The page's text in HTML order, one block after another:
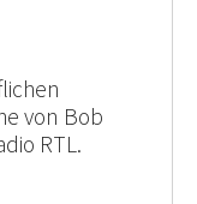
von Bob
RTL.